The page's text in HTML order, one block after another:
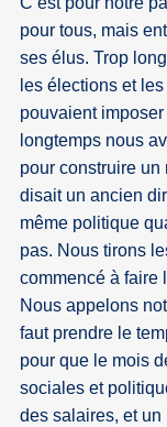
pour tous, mais
ses élus. Trop
les élections et
pouvaient
longtemps nous
pour construire un
disait un ancien
même politique
pas. Nous tirons
commencé à faire
Nous appelons
faut prendre le
pour que le mois
sociales et
des salaires, et